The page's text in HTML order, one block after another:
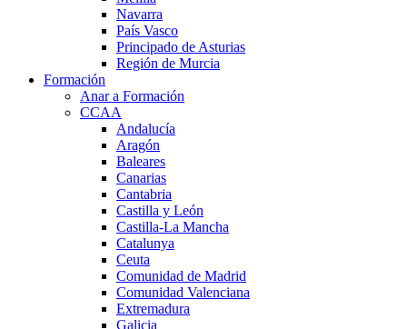
Navarra
País Vasco
Principado de Asturias
Región de Murcia
Formación
Anar a Formación
CCAA
Andalucía
Aragón
Baleares
Canarias
Cantabria
Castilla y León
Castilla-La Mancha
Catalunya
Ceuta
Comunidad de Madrid
Comunidad Valenciana
Extremadura
Galicia